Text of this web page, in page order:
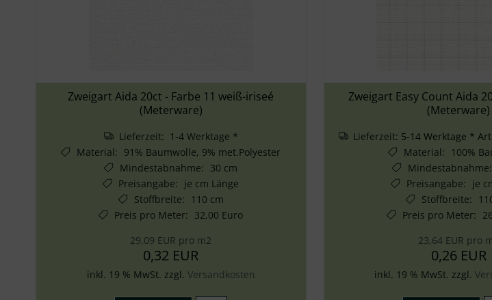
Zweigart Aida 20ct - Farbe 11 weiß-iriseé
(Meterware)
Lieferzeit: 1-4 Werktage *
Material: 91% Baumwolle, 9% met.Polyester
Mindestabnahme: 30 cm
Preisangabe: je cm Länge
Stoffbreite: 110 cm
Preis pro Meter: 32,00 Euro
29,09 EUR pro m2
0,32 EUR
inkl. 19 % MwSt. zzgl. Versandkosten
Zweigart Easy Count Aida
(Meterware)
Lieferzeit: 5-14 Werktage *
Material: 100%
Mindestabnahme:
Preisangabe: je
Stoffbreite:
Preis pro Meter:
23,64 EUR pro
0,26 EUR
inkl. 19 % MwSt. zzgl.